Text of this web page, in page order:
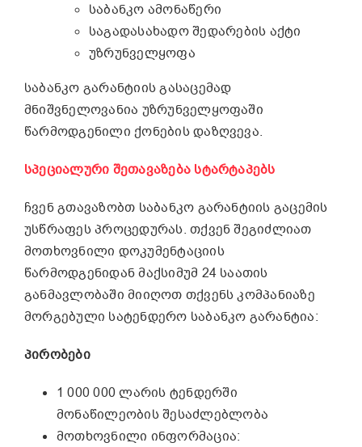
საბანკო ამონაწერი
საგადასახადო შედარების აქტი
უზრუნველყოფა
საბანკო გარანტიის გასაცემად
მნიშვნელოვანია უზრუნველყოფაში
წარმოდგენილი ქონების დაზღვევა.
სპეციალური შეთავაზება სტარტაპებს
ჩვენ გთავაზობთ საბანკო გარანტიის გაცემის
უსწრაფეს პროცედურას. თქვენ შეგიძლიათ
მოთხოვნილი დოკუმენტაციის
წარმოდგენიდან მაქსიმუმ 24 საათის
განმავლობაში მიიღოთ თქვენს კომპანიაზე
მორგებული სატენდერო საბანკო გარანტია:
პირობები
1 000 000 ლარის ტენდერში
მონაწილეობის შესაძლებლობა
მოთხოვნილი ინფორმაცია: